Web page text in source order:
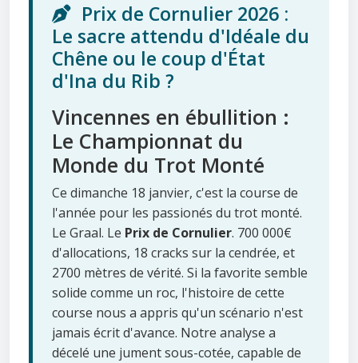
Prix de Cornulier 2026 :
Le sacre attendu d'Idéale du
Chêne ou le coup d'État
d'Ina du Rib ?
Vincennes en ébullition :
Le Championnat du
Monde du Trot Monté
Ce dimanche 18 janvier, c'est la course de
l'année pour les passionés du trot monté.
Le Graal. Le Prix de Cornulier. 700 000€
d'allocations, 18 cracks sur la cendrée, et
2700 mètres de vérité. Si la favorite semble
solide comme un roc, l'histoire de cette
course nous a appris qu'un scénario n'est
jamais écrit d'avance. Notre analyse a
décelé une jument sous-cotée, capable de